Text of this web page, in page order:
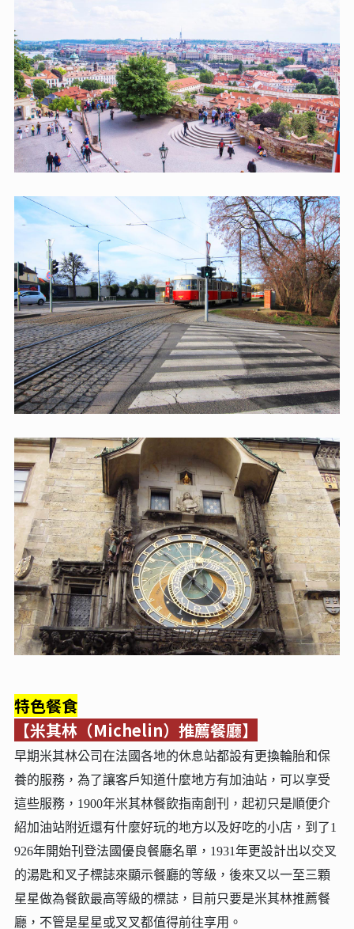
特色餐食
【米其林（Michelin）推薦餐廳】
早期米其林公司在法國各地的休息站都設有更換輪胎和保
養的服務，為了讓客戶知道什麼地方有加油站，可以享受
這些服務，1900年米其林餐飲指南創刊，起初只是順便介
紹加油站附近還有什麼好玩的地方以及好吃的小店，到了1
926年開始刊登法國優良餐廳名單，1931年更設計出以交叉
的湯匙和叉子標誌來顯示餐廳的等級，後來又以一至三顆
星星做為餐飲最高等級的標誌，目前只要是米其林推薦餐
廳，不管是星星或叉叉都值得前往享用。